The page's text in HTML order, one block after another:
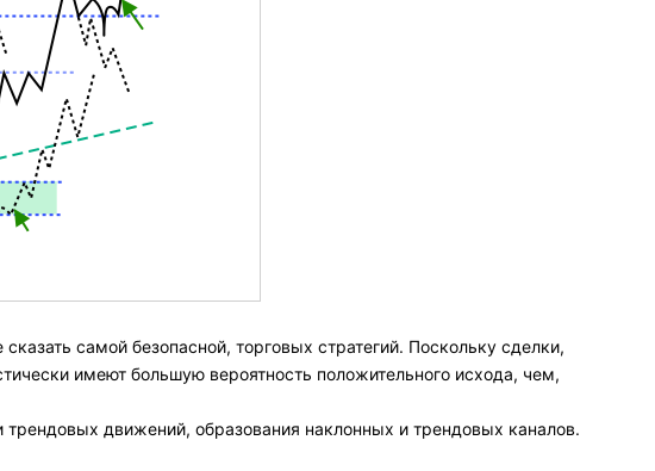
самой безопасной, торговых стратегий. Поскольку сделки,
имеют большую вероятность положительного исхода, чем,
движений, образования наклонных и трендовых каналов.